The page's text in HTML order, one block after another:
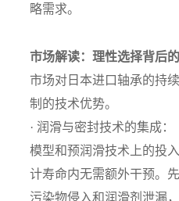
略需求。
市场解读：理性选择背后
市场对日本进口轴承的持
制的技术优势。
· 润滑与密封技术的集成
模型和预润滑技术上的投
计寿命内无需额外干预。
污染物侵入和润滑剂泄漏